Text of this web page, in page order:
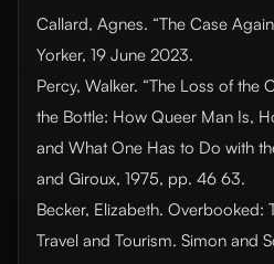
Callard, Agnes. “The Case
Yorker, 19 June 2023.
Percy, Walker. “The Loss of the
the Bottle: How Queer Man Is,
and What One Has to Do with
and Giroux, 1975, pp. 46 63.
Becker, Elizabeth. Overbooked:
Travel and Tourism. Simon and